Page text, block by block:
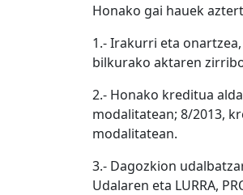
Honako gai hauek
1.- Irakurri eta
bilkurako aktaren
2.- Honako kreditua
modalitatean; 8/2013,
modalitatean.
3.- Dagozkion
Udalaren eta LURRA,